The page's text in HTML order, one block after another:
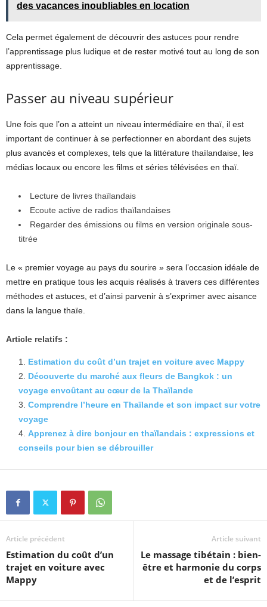
des vacances inoubliables en location
Cela permet également de découvrir des astuces pour rendre
l’apprentissage plus ludique et de rester motivé tout au long de son
apprentissage.
Passer au niveau supérieur
Une fois que l’on a atteint un niveau intermédiaire en thaï, il est
important de continuer à se perfectionner en abordant des sujets
plus avancés et complexes, tels que la littérature thaïlandaise, les
médias locaux ou encore les films et séries télévisées en thaï.
Lecture de livres thaïlandais
Ecoute active de radios thaïlandaises
Regarder des émissions ou films en version originale sous-
titrée
Le « premier voyage au pays du sourire » sera l’occasion idéale de
mettre en pratique tous les acquis réalisés à travers ces différentes
méthodes et astuces, et d’ainsi parvenir à s’exprimer avec aisance
dans la langue thaïe.
Article relatifs :
Estimation du coût d’un trajet en voiture avec Mappy
Découverte du marché aux fleurs de Bangkok : un
voyage envoûtant au cœur de la Thaïlande
Comprendre l’heure en Thaïlande et son impact sur votre
voyage
Apprenez à dire bonjour en thaïlandais : expressions et
conseils pour bien se débrouiller
Article précédent
Estimation du coût d’un
trajet en voiture avec
Mappy
Article suivant
Le massage tibétain : bien-
être et harmonie du corps
et de l’esprit